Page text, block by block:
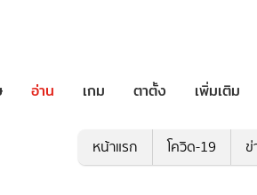
อ่าน เกม ตาตั้ง เพิ่มเติม
หน้าแรก โควิด-19 ข่